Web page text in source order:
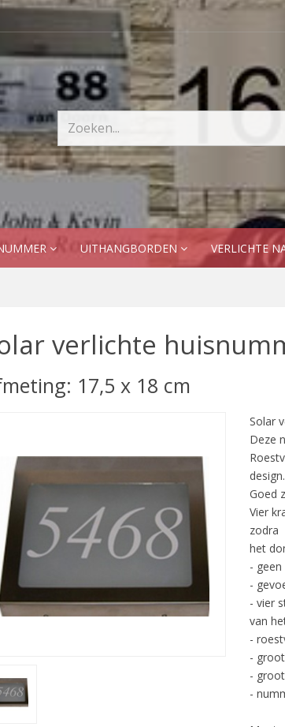
UITHANGBORDEN VERLICHTE
verlichte
17,5 x 18 cm
Solar
Deze
design.
Goed
Vier
zodra
het
-
-
- vier
van
-
-
-
-